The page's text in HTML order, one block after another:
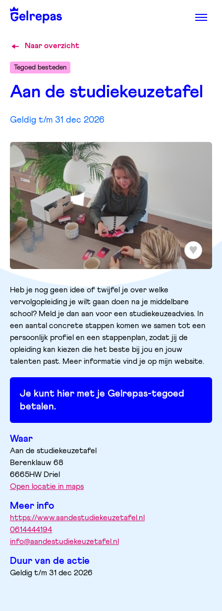
Naar overzicht
Tegoed besteden
Aan de studiekeuzetafel
Geldig t/m 31 dec 2026
Heb je nog geen idee of twijfel je over welke
vervolgopleiding je wilt gaan doen na je middelbare
school? Meld je dan aan voor een studiekeuzeadvies. In
een aantal concrete stappen komen we samen tot een
persoonlijk profiel en een stappenplan, zodat jij de
opleiding kan kiezen die het beste bij jou en jouw
talenten past. Meer informatie vind je op mijn website.
Je kunt hier met je Gelrepas-tegoed
betalen.
Waar
Aan de studiekeuzetafel
Berenklauw 68
6665HW Driel
Open locatie in maps
Meer info
https://www.aandestudiekeuzetafel.nl
0614444194
info@aandestudiekeuzetafel.nl
Duur van de actie
Geldig t/m 31 dec 2026